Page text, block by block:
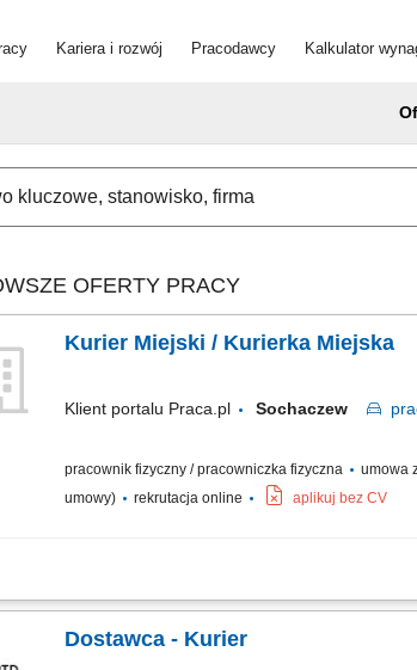
Kariera i rozwój Pracodawcy Kalkulator
OFERTY PRACY
Kurier Miejski / Kurierka Miejska
Klient portalu Praca.pl Sochaczew
pracownik fizyczny / pracowniczka fizyczna umowa
umowy)
rekrutacja online aplikuj bez CV
odbiór i dostarczanie posiłków, zakupów oraz
Dostawca - Kurier